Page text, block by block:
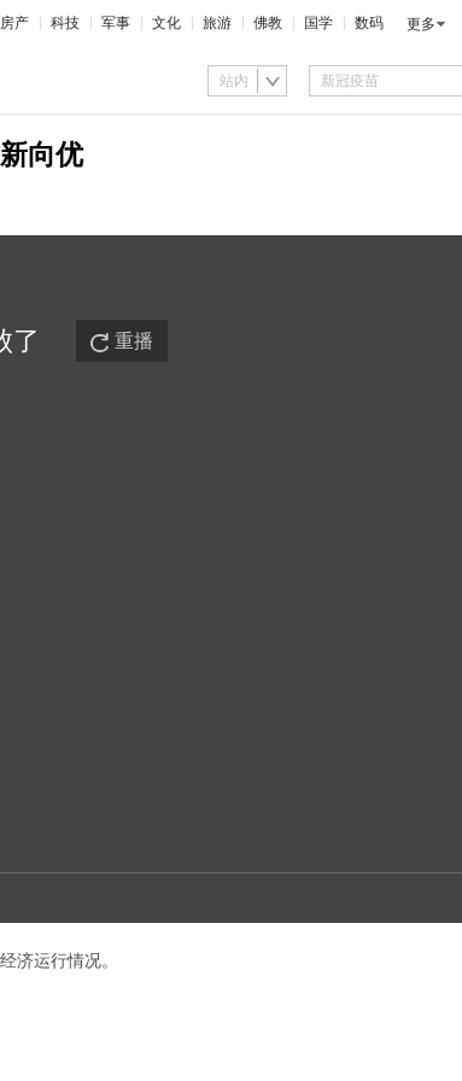
房产 科技 军事 文化 旅游 佛教 国学 数码 更多
站内
向优
了 重播
济运行情况。